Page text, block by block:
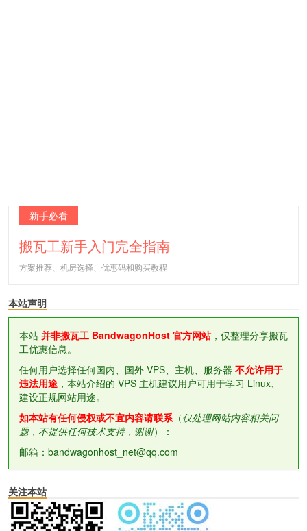
新手必看
搬瓦工新手入门完全指南
方案推荐、机房选择、优惠码和购买教程
本站声明
本站 并非搬瓦工 BandwagonHost 官方网站，仅整理分享搬瓦
工优惠信息。
任何用户选择任何国内、国外 VPS、主机、服务器 不允许用于
违法用途 ，本站介绍的 VPS 主机建议用户可用于学习 Linux、
建设正规网站用途。
如本站有任何侵权或不宜内容请联系（仅处理网站内容相关问
题，不提供任何技术支持，谢谢）：
邮箱：bandwagonhost_net@qq.com
关注本站